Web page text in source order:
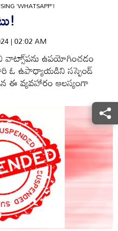
'WHATSAPP'!
| 02:02 AM
వాట్సా్‌పను ఉపయోగించడం
ఓ ఉపాధ్యాయడిని సస్పెండ్‌
ఈ వ్యవహారం ఆలస్యంగా